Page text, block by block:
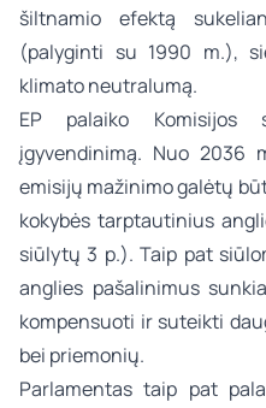
šiltnamio efektą
(palyginti su 1990 m.),
klimato neutralumą.
EP palaiko Komisijos
įgyvendinimą. Nuo
emisijų mažinimo galėtų
kokybės tarptautinius
siūlytų 3 p.). Taip pat
anglies pašalinimus
kompensuoti ir suteikti
bei priemonių.
Parlamentas taip pat